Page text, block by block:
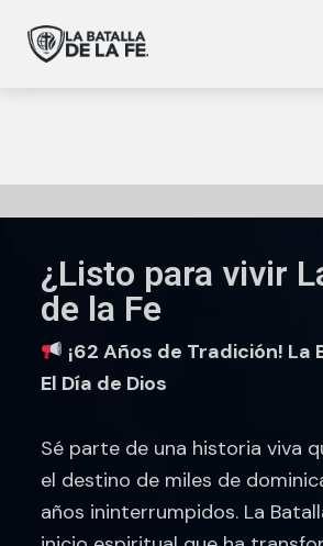
¿Listo para vivir
de la Fe
¡62 Años de Tradición! La
El Día de Dios
Sé parte de una historia viva
el destino de miles de
años ininterrumpidos. La